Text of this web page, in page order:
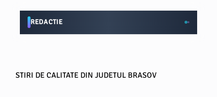
REDACTIE
STIRI DE CALITATE DIN JUDETUL BRASOV